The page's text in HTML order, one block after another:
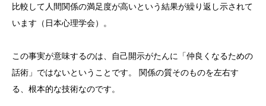
比較して人間関係の満足度が高いという結果が繰り返し示されて
います（日本心理学会）。
この事実が意味するのは、自己開示がたんに「仲良くなるための
話術」ではないということです。 関係の質そのものを左右す
る、根本的な技術なのです。